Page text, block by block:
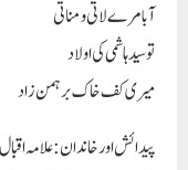
آبا مرے لاتی و مناتی
تو سید ہاشمی کی اولاد
میری کف خاک برہمن زاد
پیدائش اور خاندان :